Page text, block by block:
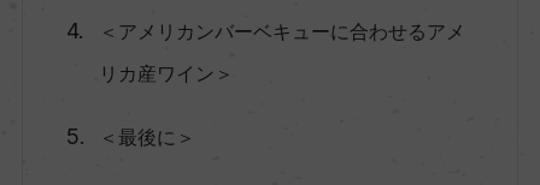
＜アメリカンバーベキューに合わせるアメ
リカ産ワイン＞
＜最後に＞